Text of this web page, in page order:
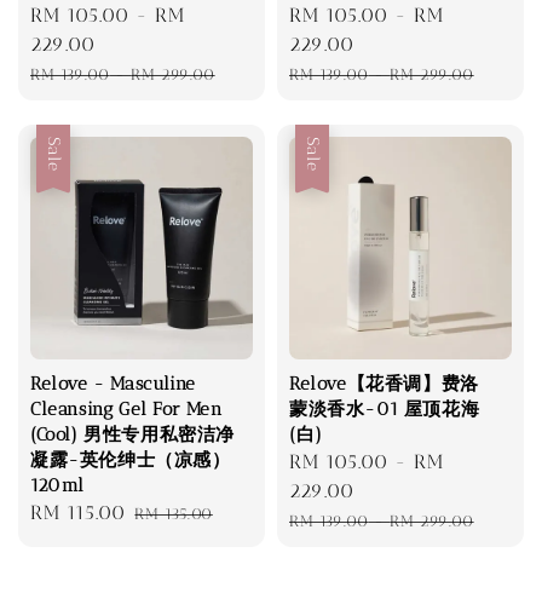
Sale
price
RM 105.00 - RM
229.00
Regular
RM 139.00-RM 299.00
Sale
price
RM 105.00 - RM
229.00
Regular
RM 139.00-RM 299.00
Sale
Relove - Masculine
Cleansing Gel For Men
(Cool) 男性专用私密洁净
凝露-英伦绅士（凉感）
120ml
Sale
RM 115.00 Regular
RM 135.00
Sale
Relove【花香调】费洛
蒙淡香水-01 屋顶花海
(白)
Sale
price
RM 105.00 - RM
229.00
Regular
RM 139.00-RM 299.00